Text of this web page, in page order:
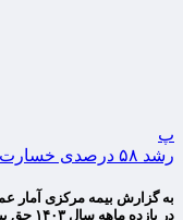
پ
رشد ۵۸ درصدی خسارت پرداختی در صنعت بیمه
به گزارش بیمه مرکزی آمار
در یازده ماهه سال ۱۴۰۳ حق بیمه تولیدی و خسارت پرداختی به ترتیب حدود ۳۹۳.۶ […]